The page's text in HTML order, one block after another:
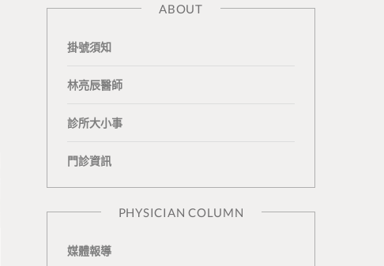
e
b
k
n
u
e
ABOUT
掛號須知
林亮辰醫師
診所大小事
門診資訊
PHYSICIAN COLUMN
媒體報導